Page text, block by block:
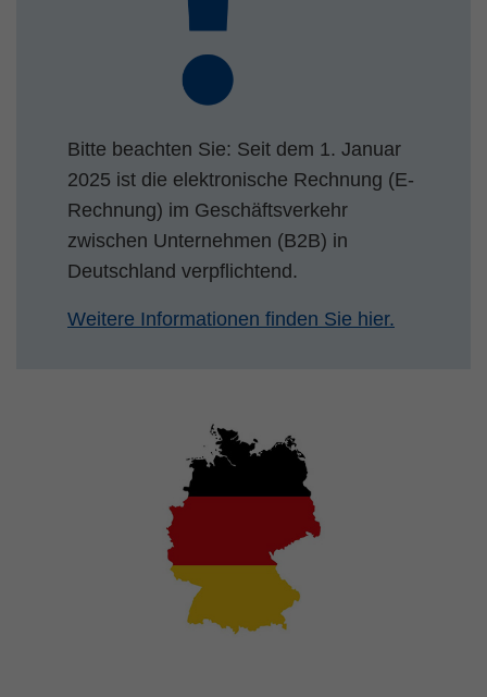
Bitte beachten Sie: Seit dem 1. Januar
2025 ist die elektronische Rechnung (E-
Rechnung) im Geschäftsverkehr
zwischen Unternehmen (B2B) in
Deutschland verpflichtend.
Weitere Informationen finden Sie hier.
PHPs Standard Sitzungs Identifikation